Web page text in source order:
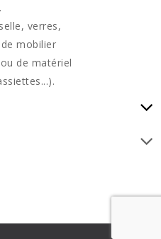
verres,
mobilier
de matériel